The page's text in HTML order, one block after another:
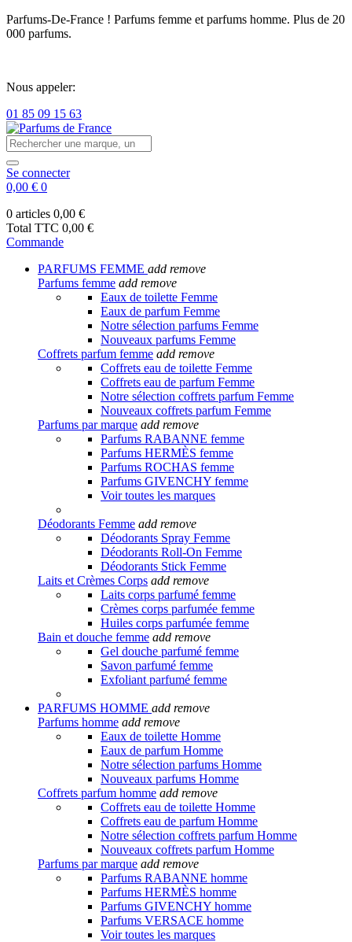
Parfums-De-France ! Parfums femme et parfums homme. Plus de 20
000 parfums.
Nous appeler:
01 85 09 15 63
Se connecter
0,00 € 0
0 articles 0,00 €
Total TTC 0,00 €
Commande
PARFUMS FEMME add remove
Parfums femme add remove
Eaux de toilette Femme
Eaux de parfum Femme
Notre sélection parfums Femme
Nouveaux parfums Femme
Coffrets parfum femme add remove
Coffrets eau de toilette Femme
Coffrets eau de parfum Femme
Notre sélection coffrets parfum Femme
Nouveaux coffrets parfum Femme
Parfums par marque add remove
Parfums RABANNE femme
Parfums HERMÈS femme
Parfums ROCHAS femme
Parfums GIVENCHY femme
Voir toutes les marques
Déodorants Femme add remove
Déodorants Spray Femme
Déodorants Roll-On Femme
Déodorants Stick Femme
Laits et Crèmes Corps add remove
Laits corps parfumé femme
Crèmes corps parfumée femme
Huiles corps parfumée femme
Bain et douche femme add remove
Gel douche parfumé femme
Savon parfumé femme
Exfoliant parfumé femme
PARFUMS HOMME add remove
Parfums homme add remove
Eaux de toilette Homme
Eaux de parfum Homme
Notre sélection parfums Homme
Nouveaux parfums Homme
Coffrets parfum homme add remove
Coffrets eau de toilette Homme
Coffrets eau de parfum Homme
Notre sélection coffrets parfum Homme
Nouveaux coffrets parfum Homme
Parfums par marque add remove
Parfums RABANNE homme
Parfums HERMÈS homme
Parfums GIVENCHY homme
Parfums VERSACE homme
Voir toutes les marques